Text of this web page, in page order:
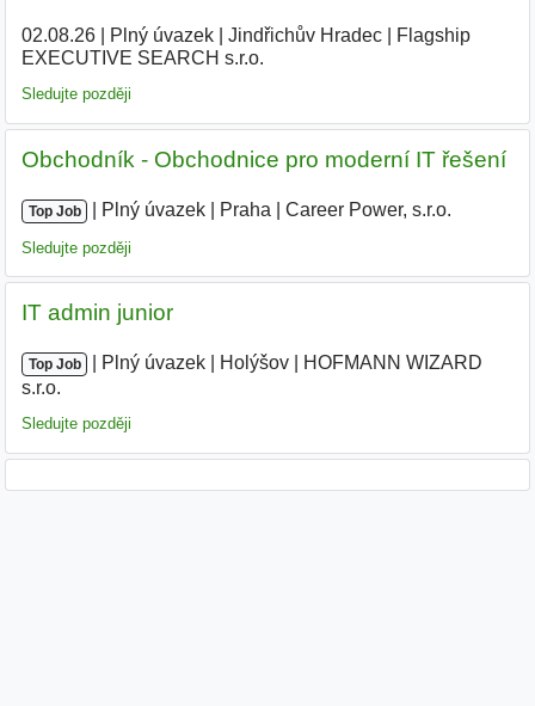
02.08.26| Plný úvazek| Jindřichův Hradec|
Flagship
EXECUTIVE SEARCH s.r.o.
Sledujte později
Obchodník - Obchodnice pro moderní IT řešení
Top Job Plný úvazek Praha Career Power, s.r.o.
Sledujte později
IT admin junior
Top Job Plný úvazek Holýšov
HOFMANN WIZARD
s.r.o.
Sledujte později